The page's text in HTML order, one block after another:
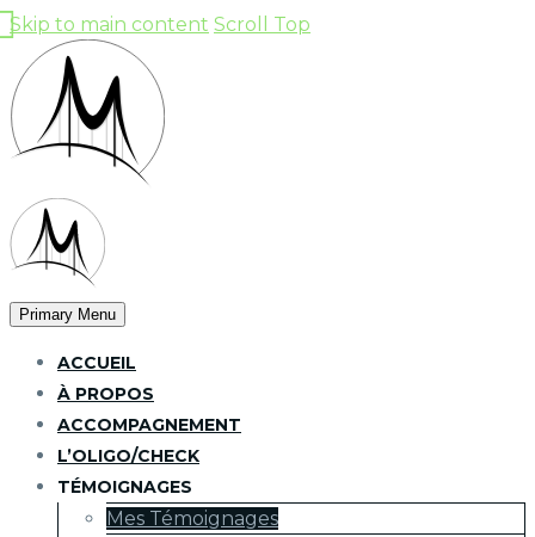
Skip to main content Scroll Top
Primary Menu
ACCUEIL
À PROPOS
ACCOMPAGNEMENT
L’OLIGO/CHECK
TÉMOIGNAGES
Mes Témoignages